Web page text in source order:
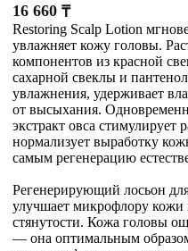
16 660 ₸
Restoring Scalp Lotion
увлажняет кожу головы.
компонентов из красной
сахарной свеклы и
увлажнения, удерживает
от высыхания.
экстракт овса стимулирует
нормализует выработку
самым регенерацию
Регенерирующий лосьон
улучшает микрофлору
стянутости. Кожа головы
— она оптимальным